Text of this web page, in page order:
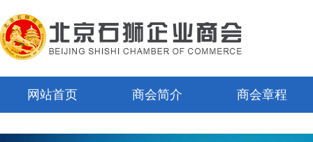
网站首页 商会简介 商会章程